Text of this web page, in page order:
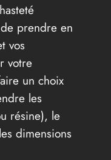
prendre en
vos
votre
un choix
les
résine), le
dimensions